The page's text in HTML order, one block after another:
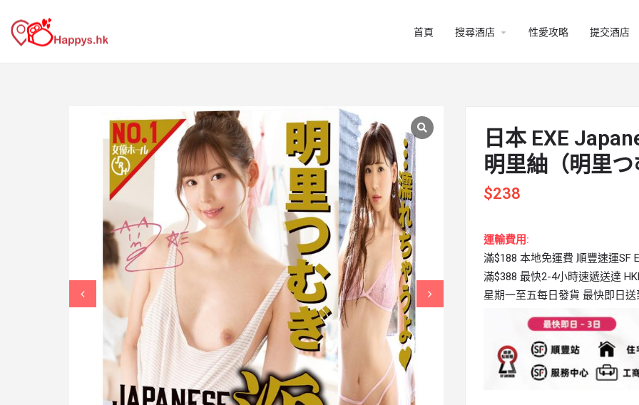
首頁 搜尋酒店 arrow_drop_down 性愛攻略 提交酒店
日本 EXE
明里紬（明里
$238
運輸費用:
滿$188 本地免運費 順豐速運SF
滿$388 最快2-4小時速遞送達
星期一至五每日發貨 最快即日送